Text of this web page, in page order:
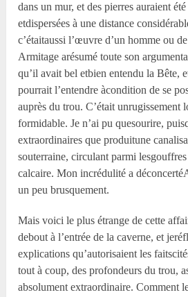
dans un mur, et des pierres auraient
etdispersées à une distance
c’étaitaussi l’œuvre d’un homme ou
Armitage arésumé toute son
qu’il avait bel etbien entendu la Bête,
pourrait l’entendre àcondition de se
auprès du trou. C’était unrugissement
formidable. Je n’ai pu quesourire,
extraordinaires que produitune
souterraine, circulant parmi
calcaire. Mon incrédulité a
un peu brusquement.
Mais voici le plus étrange de cette
debout à l’entrée de la caverne, et
explications qu’autorisaient les
tout à coup, des profondeurs du trou,
absolument extraordinaire. Comment